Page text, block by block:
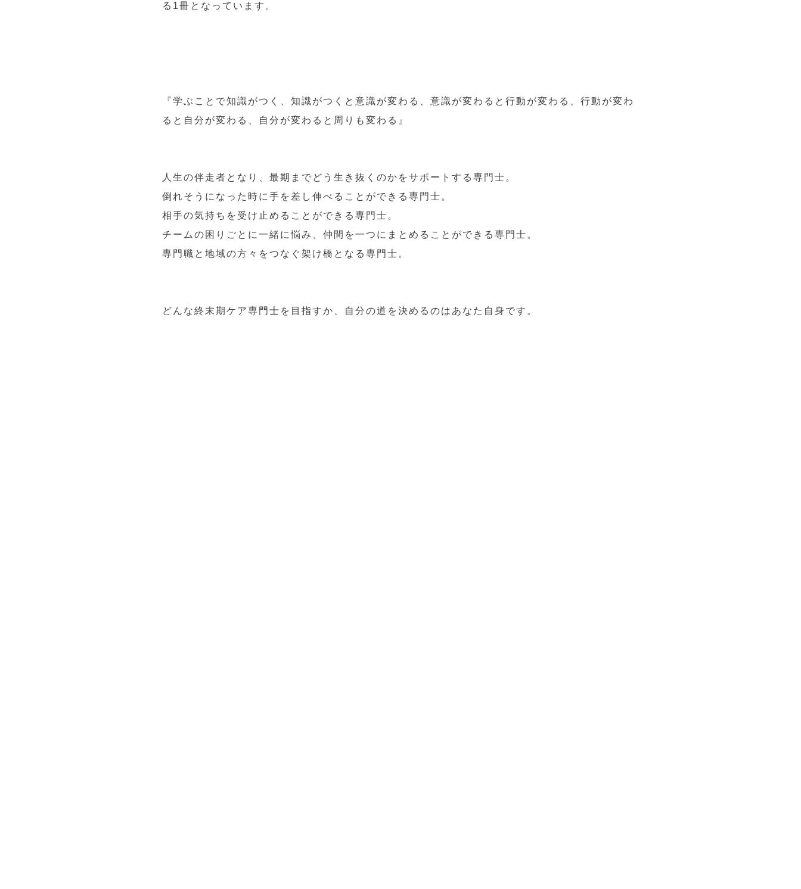
る1冊となっています。
『学ぶことで知識がつく、知識がつくと意識が変わる、意識が変わると行動が変わる、行動が変わ
ると自分が変わる、自分が変わると周りも変わる』
人生の伴走者となり、最期までどう生き抜くのかをサポートする専門士。
倒れそうになった時に手を差し伸べることができる専門士。
相手の気持ちを受け止めることができる専門士。
チームの困りごとに一緒に悩み、仲間を一つにまとめることができる専門士。
専門職と地域の方々をつなぐ架け橋となる専門士。
どんな終末期ケア専門士を目指すか、自分の道を決めるのはあなた自身です。